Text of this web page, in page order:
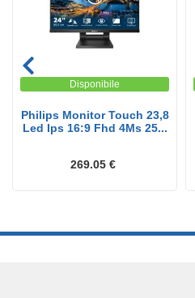
Disponibile
Philips Monitor Touch 23,8
Led Ips 16:9 Fhd 4Ms 25...
269.05 €